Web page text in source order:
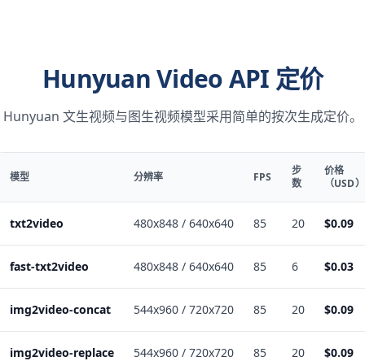
Hunyuan Video API 定价
Hunyuan 文生视频与图生视频模型采用简单的按次生成定价。
模型 分辨率 FPS
步
数
价格
（USD）
txt2video 480x848 / 640x640 85 20 $0.09
fast-txt2video 480x848 / 640x640 85 6 $0.03
img2video-concat 544x960 / 720x720 85 20 $0.09
img2video-replace 544x960 / 720x720 85 20 $0.09